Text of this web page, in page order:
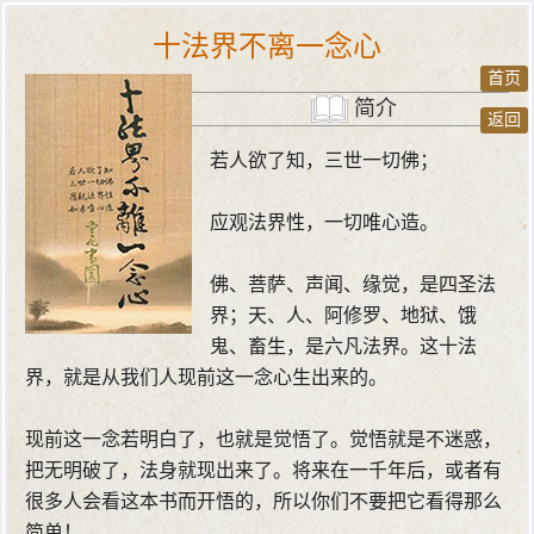
返回
首页
十法界不离一念心
简介
若人欲了知，三世一切佛；
应观法界性，一切唯心造。
佛、菩萨、声闻、缘觉，是四圣法
界；天、人、阿修罗、地狱、饿
鬼、畜生，是六凡法界。这十法
界，就是从我们人现前这一念心生出来的。
现前这一念若明白了，也就是觉悟了。觉悟就是不迷惑，
把无明破了，法身就现出来了。将来在一千年后，或者有
很多人会看这本书而开悟的，所以你们不要把它看得那么